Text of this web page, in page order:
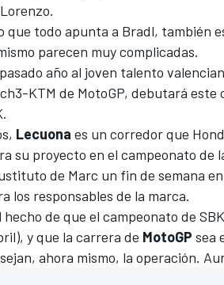
que todo apunta a Bradl, también
parecen muy complicadas.
año al joven talento
KTM de MotoGP, debutará este
Lecuona es un corredor que
su proyecto en el campeonato de
de Marc un fin de semana
los responsables de la marca.
hecho de que el campeonato de
y que la carrera de MotoGP sea
ahora mismo, la operación.